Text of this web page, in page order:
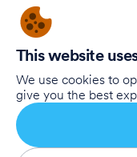
Home
Our Story
Our Supporters
To Registration
This website
We use cookies to
give you the best